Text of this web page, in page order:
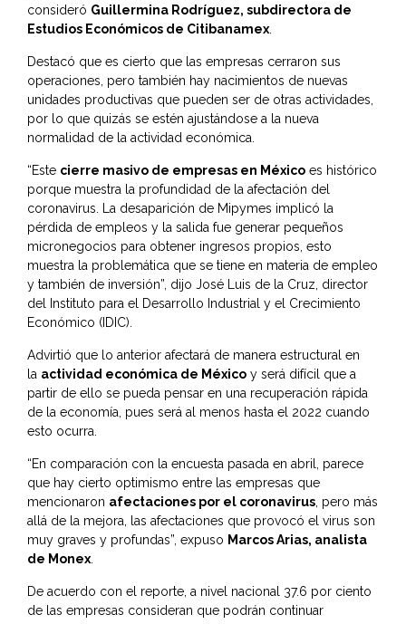
consideró Guillermina Rodríguez, subdirectora de
Estudios Económicos de Citibanamex.
Destacó que es cierto que las empresas cerraron sus
operaciones, pero también hay nacimientos de nuevas
unidades productivas que pueden ser de otras actividades,
por lo que quizás se estén ajustándose a la nueva
normalidad de la actividad económica.
“Este cierre masivo de empresas en México es histórico
porque muestra la profundidad de la afectación del
coronavirus. La desaparición de Mipymes implicó la
pérdida de empleos y la salida fue generar pequeños
micronegocios para obtener ingresos propios, esto
muestra la problemática que se tiene en materia de empleo
y también de inversión”, dijo José Luis de la Cruz, director
del Instituto para el Desarrollo Industrial y el Crecimiento
Económico (IDIC).
Advirtió que lo anterior afectará de manera estructural en
la actividad económica de México y será difícil que a
partir de ello se pueda pensar en una recuperación rápida
de la economía, pues será al menos hasta el 2022 cuando
esto ocurra.
“En comparación con la encuesta pasada en abril, parece
que hay cierto optimismo entre las empresas que
mencionaron afectaciones por el coronavirus, pero más
allá de la mejora, las afectaciones que provocó el virus son
muy graves y profundas”, expuso Marcos Arias, analista
de Monex.
De acuerdo con el reporte, a nivel nacional 37.6 por ciento
de las empresas consideran que podrán continuar